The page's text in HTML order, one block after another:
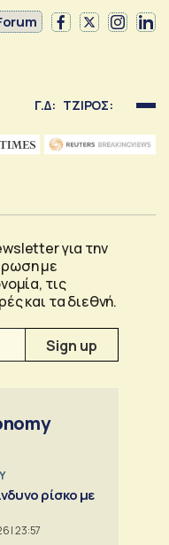
Γ.Δ: ΤΖΙΡΟΣ:
για την
με
τις
και τα διεθνή.
ρίσκο με
| 23:57